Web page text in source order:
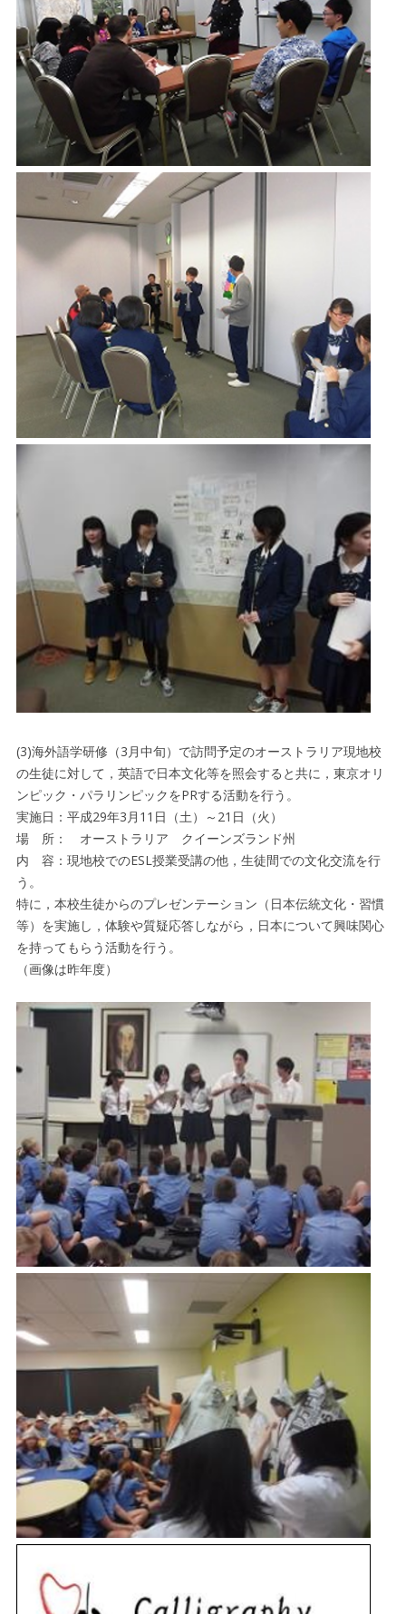
(3)海外語学研修（3月中旬）で訪問予定のオーストラリア現地校
の生徒に対して，英語で日本文化等を照会すると共に，東京オリ
ンピック・パラリンピックをPRする活動を行う。
実施日：平成29年3月11日（土）～21日（火）
場 所： オーストラリア クイーンズランド州
内 容：現地校でのESL授業受講の他，生徒間での文化交流を行
う。
特に，本校生徒からのプレゼンテーション（日本伝統文化・習慣
等）を実施し，体験や質疑応答しながら，日本について興味関心
を持ってもらう活動を行う。
（画像は昨年度）